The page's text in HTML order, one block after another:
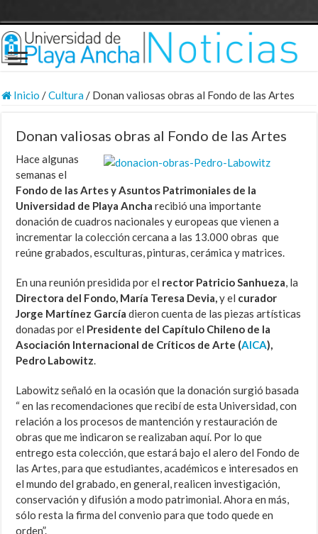
Inicio /Cultura/ Donan valiosas obras al Fondo de las Artes
Donan valiosas obras al Fondo de las Artes
Hace algunas
semanas el
Fondo de las Artes y Asuntos Patrimoniales de la
Universidad de Playa Ancharecibió una importante
donación de cuadros nacionales y europeas que vienen a
incrementar la colección cercana a las 13.000 obras que
reúne grabados, esculturas, pinturas, cerámica y matrices.
En una reunión presidida por el rector Patricio Sanhueza, la
Directora del Fondo, María Teresa Devia,y el curador
Jorge Martínez García dieron cuenta de las piezas artísticas
donadas por el Presidente del Capítulo Chileno de la
Asociación Internacional de Críticos de Arte (AICA),
Pedro Labowitz.
Labowitz señaló en la ocasión que la donación surgió basada
“ en las recomendaciones que recibí de esta Universidad, con
relación a los procesos de mantención y restauración de
obras que me indicaron se realizaban aquí. Por lo que
entrego esta colección, que estará bajo el alero del Fondo de
las Artes, para que estudiantes, académicos e interesados en
el mundo del grabado, en general, realicen investigación,
conservación y difusión a modo patrimonial. Ahora en más,
sólo resta la firma del convenio para que todo quede en
orden”.